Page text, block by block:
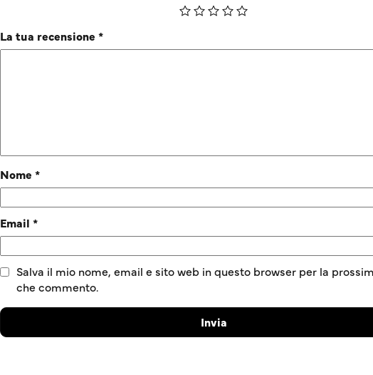
La tua recensione *
Nome *
Email *
Salva il mio nome, email e sito web in questo browser per la
che commento.